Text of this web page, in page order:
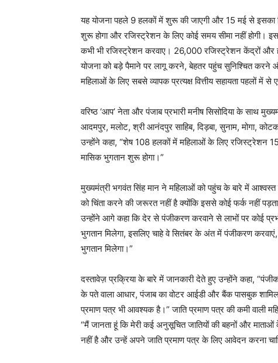
यह योजना पहले 9 हलकों में शुरू की जाएगी और 15 मई से इसका
शुरू होगा और रजिस्ट्रेशन के लिए कोई समय सीमा नहीं होगी।
कभी भी रजिस्ट्रेशन करवाए। 26,000 रजिस्ट्रेशन केंद्रों और हर
योजना को बड़े पैमाने पर लागू करने, बेहतर पहुंच सुनिश्चित करने
महिलाओं के लिए सबसे व्यापक प्रत्यक्ष वित्तीय सहायता पहलों में से
वरिष्ठ ‘आप’ नेता और पंजाब प्रभारी मनीष सिसोदिया के साथ
आदमपुर, मलोट, श्री आनंदपुर साहिब, दिड़बा, सुनाम, मोगा,
उन्होंने कहा, “शेष 108 हलकों में महिलाओं के लिए
मासिक भुगतान शुरू होगा।”
मुख्यमंत्री भगवंत सिंह मान ने महिलाओं को पहुंच के बारे में
को चिंता करने की जरूरत नहीं है क्योंकि इससे कोई फर्क नहीं
उन्होंने आगे कहा कि देर से पंजीकरण करवाने से लाभों पर कोई
भुगतान मिलेगा, इसलिए चाहे वे सितंबर के अंत में पंजीकरण
भुगतान मिलेगा।”
दस्तावेज़ प्रक्रिया के बारे में जानकारी देते हुए उन्होंने कहा,
के पते वाला आधार, पंजाब का वोटर आईडी और बैंक पासबुक
प्रमाण पत्र भी आवश्यक है।” जाति प्रमाण पत्र की कमी वाली
“मैं जानता हूं कि मेरी कई अनुसूचित जातियों की बहनों और
नहीं है और उन्हें अपने जाति प्रमाण पत्र के लिए आवेदन करना